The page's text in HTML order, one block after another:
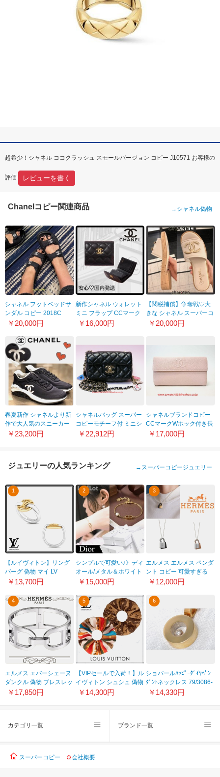
超希少！シャネル ココクラッシュ スモールバージョン コピー J10571 お客様の
評価 レビューを書く
Chanelコピー関連商品 → シャネル偽物
シャネル フットベッドサ
ンダル コピー 2018C
￥20,000円
新作シャネル ウォレット
ミニ フラップ CCマーク
ブラック
￥16,000円
【関税補償】争奪戦♡大
きな シャネル スーパーコ
ピー サンダルCCで映え
￥20,000円
春夏新作 シャネルより新
作で大人気のスニーカー
ファブリック 20091201
￥23,200円
シャネルバッグ スーパー
コピーモチーフ付 ミニシ
ョルダーバッグ シャネ
￥22,912円
シャネルブランドコピー
CCマークWホック付き長
財布 ベビーピンク
￥17,000円
ジュエリーの人気ランキング → スーパーコピージュエリー
1
【ルイヴィトン】リング
バーグ 偽物 マイ LV
M00614
￥13,700円
2
シンプルで可愛い♪》ディ
オール/メタル＆ホワイト
レジンパール 偽物 ブレス
￥15,000円
3
エルメス エルメス ペンダ
ント コピー 可愛すぎる
OKelly PM オーケリー
￥12,000円
4
エルメス エバーシェーヌ
ダンクル 偽物 ブレスレッ
ト H116415B00LG
￥17,850円
5
【VIPセールで入荷！】ル
イヴィトン シュシュ 偽物
すぐ届く ギフトに
￥14,300円
6
ショパールﾊｯﾋﾟｰﾀﾞｲﾔﾍﾟﾝ
ﾀﾞﾝﾄネックレス 79/3086-
0001
￥14,330円
カテゴリ一覧 ブランド一覧
スーパーコピー 会社概要